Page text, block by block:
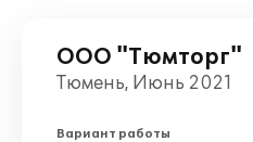
ООО "Тюмторг"
Тюмень, Июнь 2021
Вариант работы